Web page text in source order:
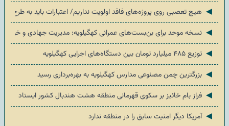
◄ هیچ تعصبی روی پروژه‌های فاقد اولویت نداریم/ اعتبارات باید به طرح‌های
◄ نسخه موحد برای بن‌بست‌های عمرانی کهگیلویه: مدیریت جهادی و خروجی
◄ توزیع ۴۸۵ میلیارد تومان بین دستگاه‌های اجرایی کهگیلویه
◄ بزرگترین چمن مصنوعی مدارس کهگیلویه به بهره‌برداری رسید
◄ فراز بام خائیز بر سکوی قهرمانی منطقه هشت هندبال کشور ایستاد
◄ آمریکا دیگر امنیت سابق را در منطقه ندارد